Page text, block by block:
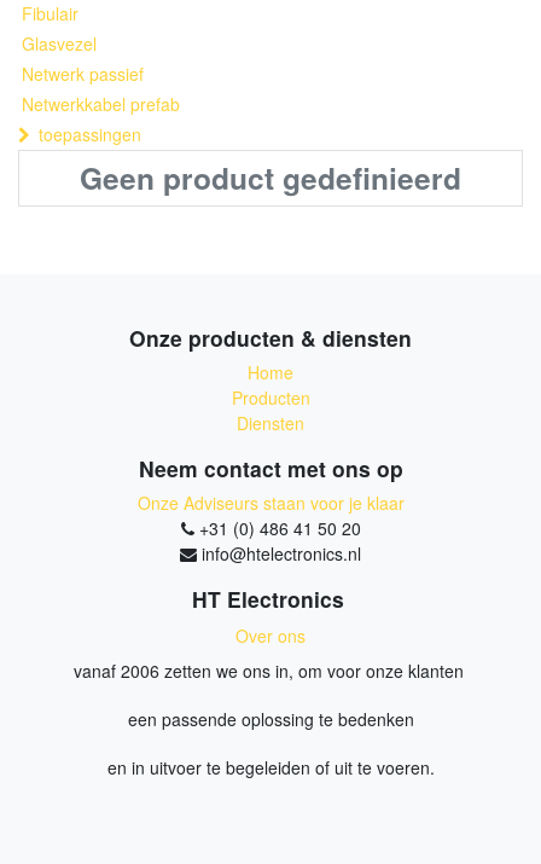
Fibulair
Glasvezel
Netwerk passief
Netwerkkabel prefab
toepassingen
Geen product gedefinieerd
Onze producten & diensten
Home
Producten
Diensten
Neem contact met ons op
Onze Adviseurs staan voor je klaar
+31 (0) 486 41 50 20
info@htelectronics.nl
HT Electronics
Over ons
vanaf 2006 zetten we ons in, om voor onze klanten
een passende oplossing te bedenken
en in uitvoer te begeleiden of uit te voeren.